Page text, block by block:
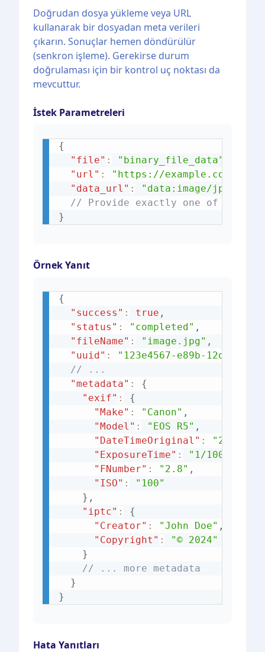
Doğrudan dosya yükleme veya URL
kullanarak bir dosyadan meta verileri
çıkarın. Sonuçlar hemen döndürülür
(senkron işleme). Gerekirse durum
doğrulaması için bir kontrol uç noktası da
mevcuttur.
İstek Parametreleri
{
"file" : "binary_file_data"
"url" :
"https://example.com/
"data_url" :
"data:image/
// Provide exactly one of the
}
Örnek Yanıt
{
"success" : true ,
"status" : "completed" ,
"fileName" : "image.jpg" ,
"uuid" :
"123e4567-e89b-12d3-
// ...
"metadata" :
{
"exif" :
{
"Make" : "Canon" ,
"Model" : "EOS R5" ,
"DateTimeOriginal" :
"ExposureTime" : "1/1000"
"FNumber" : "2.8" ,
"ISO" :
"100"
} ,
"iptc" :
{
"Creator" : "John Doe" ,
"Copyright" :
"© 2024"
}
// ... more metadata
}
}
Hata Yanıtları